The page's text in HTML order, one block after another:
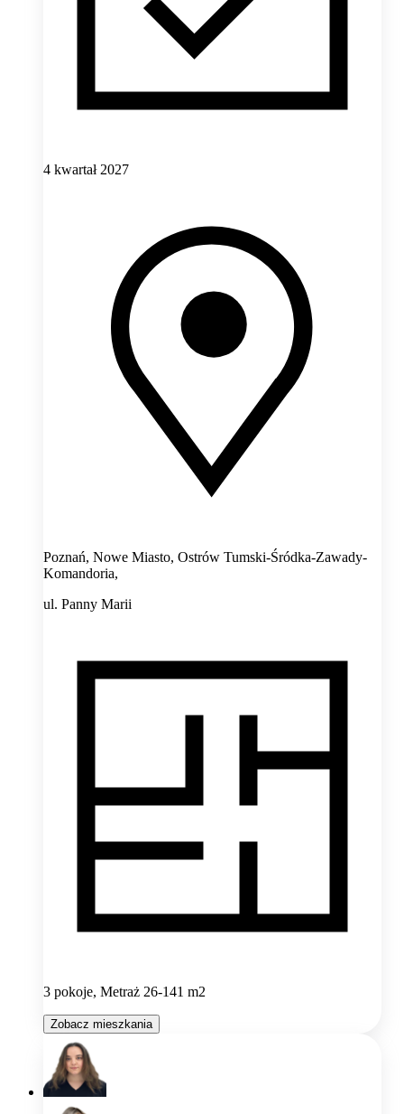
4 kwartał 2027
Poznań, Nowe Miasto, Ostrów Tumski-Śródka-Zawady-
Komandoria,
ul. Panny Marii
3 pokoje, Metraż 26-141 m2
Zobacz mieszkania